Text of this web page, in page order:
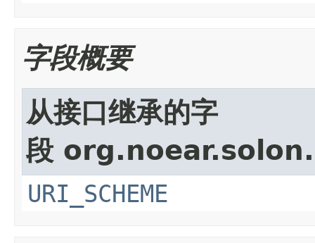
字段概要
从接口继承的字
段
URI_SCHEME